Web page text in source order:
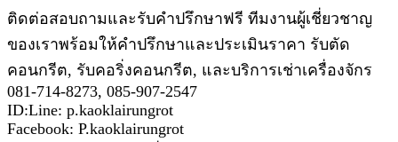
ติดต่อสอบถามและรับคำปรึกษาฟรี ทีมงานผู้เชี่ยวชาญ
ของเราพร้อมให้คำปรึกษาและประเมินราคา รับตัด
คอนกรีต, รับคอริ่งคอนกรีต, และบริการเช่าเครื่องจักร
081-714-8273, 085-907-2547
ID:Line: p.kaoklairungrot
Facebook: P.kaoklairungrot